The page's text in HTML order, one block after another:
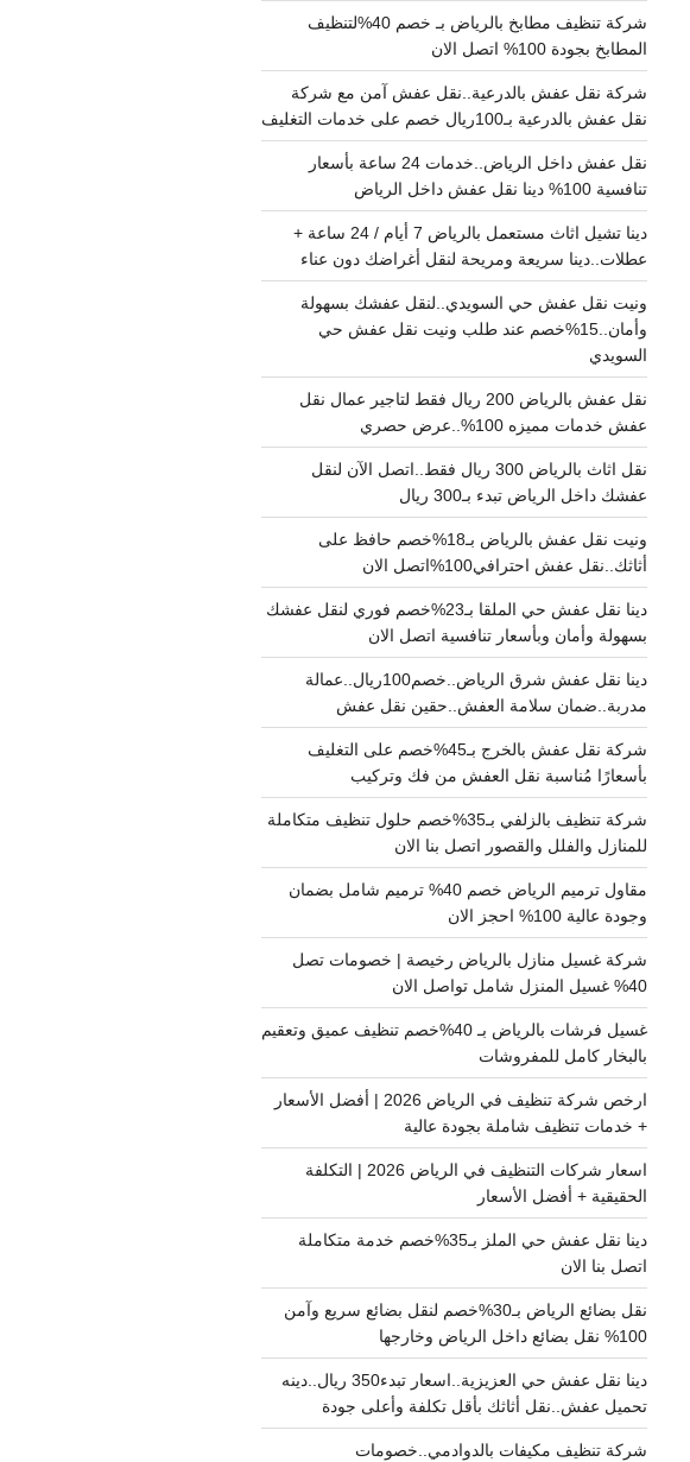
شركة تنظيف مطابخ بالرياض بـ خصم 40%لتنظيف
المطابخ بجودة 100% اتصل الان
شركة نقل عفش بالدرعية..نقل عفش آمن مع شركة
نقل عفش بالدرعية بـ100ريال خصم على خدمات التغليف
نقل عفش داخل الرياض..خدمات 24 ساعة بأسعار
تنافسية 100% دينا نقل عفش داخل الرياض
دينا تشيل اثاث مستعمل بالرياض 7 أيام / 24 ساعة +
عطلات..دينا سريعة ومريحة لنقل أغراضك دون عناء
ونيت نقل عفش حي السويدي..لنقل عفشك بسهولة
وأمان..15%خصم عند طلب ونيت نقل عفش حي
السويدي
نقل عفش بالرياض 200 ريال فقط لتاجير عمال نقل
عفش خدمات مميزه 100%..عرض حصري
نقل اثاث بالرياض 300 ريال فقط..اتصل الآن لنقل
عفشك داخل الرياض تبدء بـ300 ريال
ونيت نقل عفش بالرياض بـ18%خصم حافظ على
أثاثك..نقل عفش احترافي100%اتصل الان
دينا نقل عفش حي الملقا بـ23%خصم فوري لنقل عفشك
بسهولة وأمان وبأسعار تنافسية اتصل الان
دينا نقل عفش شرق الرياض..خصم100ريال..عمالة
مدربة..ضمان سلامة العفش..حقين نقل عفش
شركة نقل عفش بالخرج بـ45%خصم على التغليف
بأسعارًا مُناسبة نقل العفش من فك وتركيب
شركة تنظيف بالزلفي بـ35%خصم حلول تنظيف متكاملة
للمنازل والفلل والقصور اتصل بنا الان
مقاول ترميم الرياض خصم 40% ترميم شامل بضمان
وجودة عالية 100% احجز الان
شركة غسيل منازل بالرياض رخيصة | خصومات تصل
40% غسيل المنزل شامل تواصل الان
غسيل فرشات بالرياض بـ 40%خصم تنظيف عميق وتعقيم
بالبخار كامل للمفروشات
ارخص شركة تنظيف في الرياض 2026 | أفضل الأسعار
+ خدمات تنظيف شاملة بجودة عالية
اسعار شركات التنظيف في الرياض 2026 | التكلفة
الحقيقية + أفضل الأسعار
دينا نقل عفش حي الملز بـ35%خصم خدمة متكاملة
اتصل بنا الان
نقل بضائع الرياض بـ30%خصم لنقل بضائع سريع وآمن
100% نقل بضائع داخل الرياض وخارجها
دينا نقل عفش حي العزيزية..اسعار تبدء350 ريال..دينه
تحميل عفش..نقل أثاثك بأقل تكلفة وأعلى جودة
شركة تنظيف مكيفات بالدوادمي..خصومات